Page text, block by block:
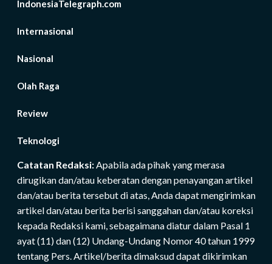
IndonesiaTelegraph.com
Internasional
Nasional
Olah Raga
Review
Teknologi
Catatan Redaksi:Apabila ada pihak yang merasa
dirugikan dan/atau keberatan dengan penayangan artikel
dan/atau berita tersebut di atas, Anda dapat mengirimkan
artikel dan/atau berita berisi sanggahan dan/atau koreksi
kepada Redaksi kami, sebagaimana diatur dalam Pasal 1
ayat (11) dan (12) Undang-Undang Nomor 40 tahun 1999
tentang Pers. Artikel/berita dimaksud dapat dikirimkan